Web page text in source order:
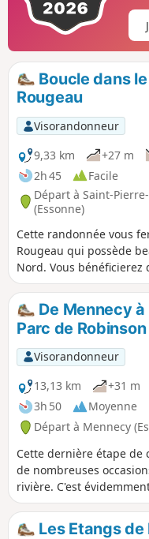
Boucle dans
Rougeau
Visorandonneur
9,33 km
+27 m
2h 45
Facile
Départ à Saint-
(Essonne)
Cette randonnée vous
Rougeau qui possède
Nord. Vous
vallée de la Seine. Vous
bucolique du Pavillon
De Mennecy
Parc de Robinson
Visorandonneur
13,13 km
+31 m
3h 50
Moyenne
Départ à Mennecy
Cette dernière étape de
de nombreuses
rivière. C'est
sont les plus
ainsi son riche
Les Etangs